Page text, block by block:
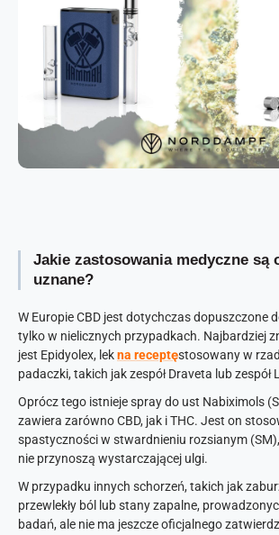
Jakie zastosowania medyczne są
uznane?
W Europie CBD jest dotychczas dopuszczone
tylko w nielicznych przypadkach. Najbardziej
jest Epidyolex, lekna receptęstosowany w
padaczki, takich jak zespół Draveta lub
Oprócz tego istnieje spray do ust Nabiximols
zawiera zarówno CBD, jak i THC. Jest on
spastyczności w stwardnieniu rozsianym
nie przynoszą wystarczającej ulgi.
W przypadku innych schorzeń, takich jak
przewlekły ból lub stany zapalne,
badań, ale nie ma jeszcze oficjalnego